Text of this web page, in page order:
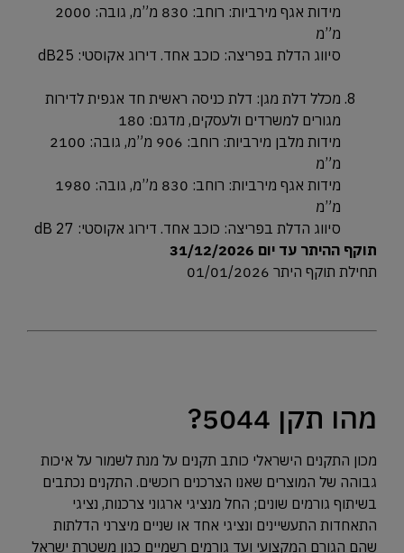
מידות אגף מירביות: רוחב: 830 מ”מ, גובה: 2000
מ”מ
סיווג הדלת בפריצה: כוכב אחד. דירוג אקוסטי: dB25
מכלל דלת מגן: דלת כניסה ראשית חד אגפית לדירות
מגורים למשרדים ולעסקים, מדגם: 180
מידות מלבן מירביות: רוחב: 906 מ”מ, גובה: 2100
מ”מ
מידות אגף מירביות: רוחב: 830 מ”מ, גובה: 1980
מ”מ
סיווג הדלת בפריצה: כוכב אחד. דירוג אקוסטי: dB 27
תוקף ההיתר עד יום 31/12/2026
תחילת תוקף היתר 01/01/2026
מהו תקן 5044?
מכון התקנים הישראלי כותב תקנים על מנת לשמור על איכות
גבוהה של המוצרים שאנו הצרכנים רוכשים. התקנים נכתבים
בשיתוף גורמים שונים; החל מנציגי ארגוני צרכנות, נציגי
התאחדות התעשיינים ונציגי אחד או שניים מיצרני הדלתות
שהם הגורם המקצועי ועד גורמים רשמיים כגון משטרת ישראל